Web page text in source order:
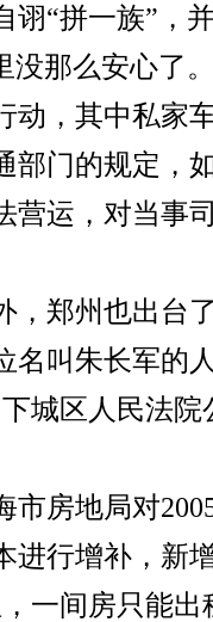
诩“拼一族”，
没那么安心了
动，其中私家
部门的规定，
营运，对当事
郑州也出台了
名叫朱长军的
城区人民法
房地局对2005
进行增补，新
一间房只能